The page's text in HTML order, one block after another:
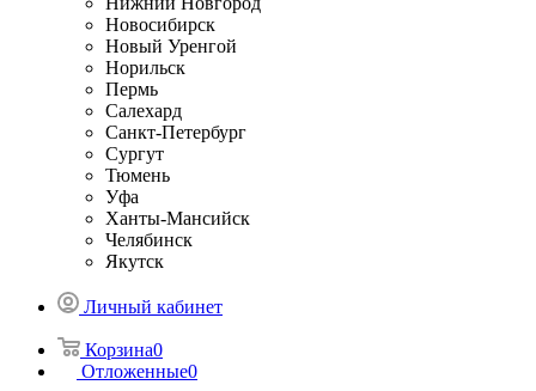
Новосибирск
Новый Уренгой
Норильск
Пермь
Салехард
Санкт-Петербург
Сургут
Тюмень
Уфа
Ханты-Мансийск
Челябинск
Якутск
Личный кабинет
Корзина0
Отложенные0